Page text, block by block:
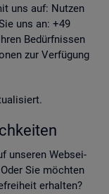
uns auf: Nut­zen
uns an: +49
Be­dürf­nis­sen
zur Ver­fü­gung
un­se­ren Web­sei­
Sie möch­ten
er­hal­ten?